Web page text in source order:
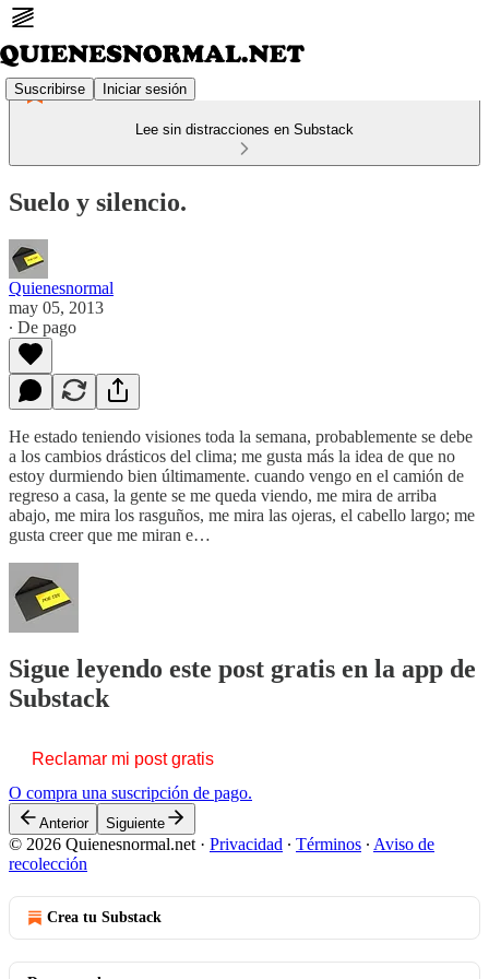
Suscribirse Iniciar sesión
Lee sin distracciones en Substack
Suelo y silencio.
Quienesnormal
may 05, 2013
∙ De pago
He estado teniendo visiones toda la semana, probablemente se debe
a los cambios drásticos del clima; me gusta más la idea de que no
estoy durmiendo bien últimamente. cuando vengo en el camión de
regreso a casa, la gente se me queda viendo, me mira de arriba
abajo, me mira los rasguños, me mira las ojeras, el cabello largo; me
gusta creer que me miran e…
Sigue leyendo este post gratis en la app de
Substack
Reclamar mi post gratis
O compra una suscripción de pago.
Anterior Siguiente
© 2026 Quienesnormal.net · Privacidad ∙ Términos ∙ Aviso de
recolección
Crea tu Substack